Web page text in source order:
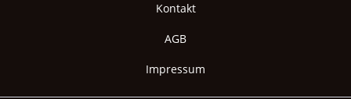
Kontakt
AGB
Impressum